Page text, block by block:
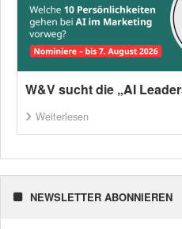
W&V sucht die „AI
Weiterlesen
NEWSLETTER ABONNIEREN